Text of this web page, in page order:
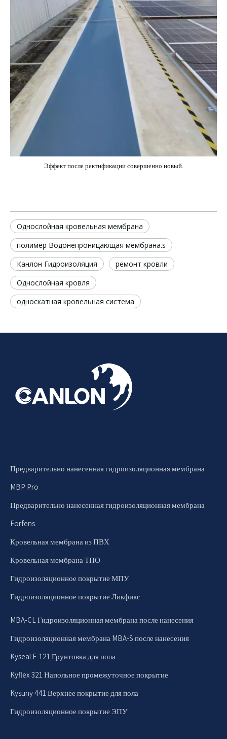
Эффект после ректификации совершенно новый.
Однослойная кровельная мембрана
полимер Водонепроницающая мембрана.s
Канлон Гидроизоляция
ремонт кровли
Однослойная кровля
односкатная кровельная система
Предварительно нанесенная гидроизоляционная мембрана
MBP Pro
Предварительно нанесенная гидроизоляционная мембрана
Forfens
Кровельная мембрана из ПВХ
Кровельная мембрана ТПО
Гидроизоляционное покрытие МПУ
Гидроизоляционное покрытие Ликфикс
MBA-CL Гидроизоляционная мембрана после нанесения
Гидроизоляционная мембрана MBA-S после нанесения
Kyseal E-121 Грунтовка для пола
Kyflex 321 Напольное промежуточное покрытие
Kysuny 441 Верхнее покрытие для пола
Гидроизоляционное покрытие ЭПУ